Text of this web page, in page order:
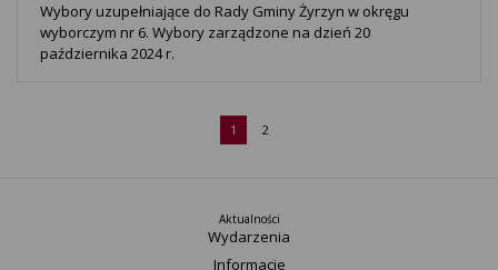
Wybory uzupełniające do Rady Gminy Żyrzyn w okręgu
wyborczym nr 6. Wybory zarządzone na dzień 20
października 2024 r.
1 2
Aktualności
Wydarzenia
Informacje